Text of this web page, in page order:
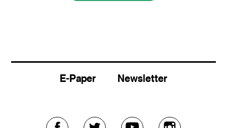
E-Paper Newsletter